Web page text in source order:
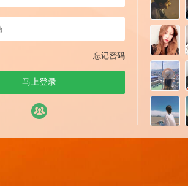
忘记密码
马上登录